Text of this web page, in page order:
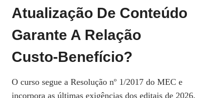
Atualização De Conteúdo
Garante A Relação
Custo‑benefício?
O curso segue a Resolução nº 1/2017 do MEC e
incorpora as últimas exigências dos editais de 2026.